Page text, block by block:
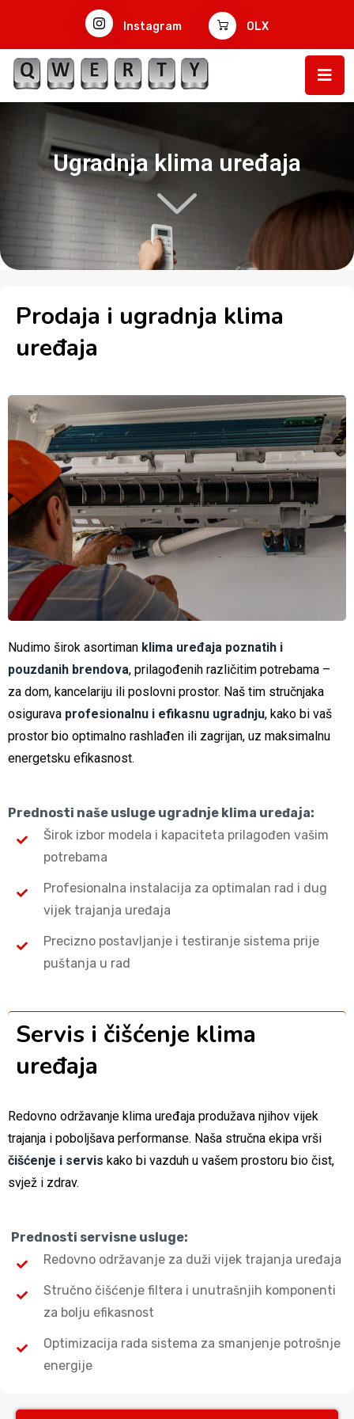
Instagram OLX
Ugradnja klima uređaja
Prodaja i ugradnja klima
uređaja
Nudimo širok asortiman klima uređaja poznatih i
pouzdanih brendova, prilagođenih različitim potrebama –
za dom, kancelariju ili poslovni prostor. Naš tim stručnjaka
osigurava profesionalnu i efikasnu ugradnju, kako bi vaš
prostor bio optimalno rashlađen ili zagrijan, uz maksimalnu
energetsku efikasnost.
Prednosti naše usluge ugradnje klima uređaja:
Širok izbor modela i kapaciteta prilagođen vašim
potrebama
Profesionalna instalacija za optimalan rad i dug
vijek trajanja uređaja
Precizno postavljanje i testiranje sistema prije
puštanja u rad
Servis i čišćenje klima
uređaja
Redovno održavanje klima uređaja produžava njihov vijek
trajanja i poboljšava performanse. Naša stručna ekipa vrši
čišćenje i servis kako bi vazduh u vašem prostoru bio čist,
svjež i zdrav.
Prednosti servisne usluge:
Redovno održavanje za duži vijek trajanja uređaja
Stručno čišćenje filtera i unutrašnjih komponenti
za bolju efikasnost
Optimizacija rada sistema za smanjenje potrošnje
energije